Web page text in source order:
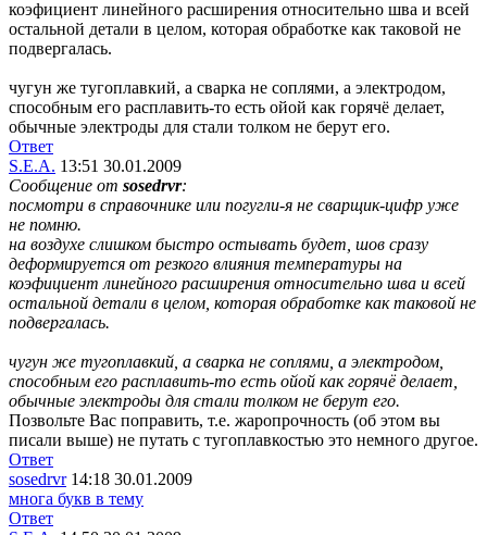
коэфициент линейного расширения относительно шва и всей
остальной детали в целом, которая обработке как таковой не
подвергалась.
чугун же тугоплавкий, а сварка не соплями, а электродом,
способным его расплавить-то есть ойой как горячё делает,
обычные электроды для стали толком не берут его.
Ответ
S.E.A. 13:51 30.01.2009
Сообщение от sosedrvr:
посмотри в справочнике или погугли-я не сварщик-цифр уже
не помню.
на воздухе слишком быстро остывать будет, шов сразу
деформируется от резкого влияния температуры на
коэфициент линейного расширения относительно шва и всей
остальной детали в целом, которая обработке как таковой не
подвергалась.
чугун же тугоплавкий, а сварка не соплями, а электродом,
способным его расплавить-то есть ойой как горячё делает,
обычные электроды для стали толком не берут его.
Позвольте Вас поправить, т.е. жаропрочность (об этом вы
писали выше) не путать с тугоплавкостью это немного другое.
Ответ
sosedrvr14:18 30.01.2009
многа букв в тему
Ответ